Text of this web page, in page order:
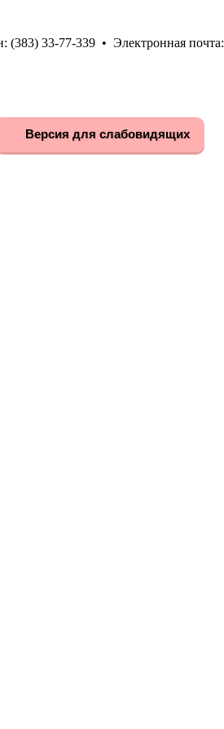
(383) 33-77-339 • Электронная почта:
Версия для слабовидящих